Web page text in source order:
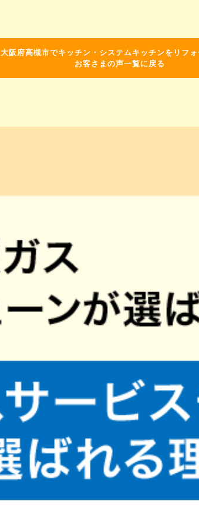
大阪府高槻市でキッチン・システムキッチンをリフ
お客さまの声一覧に戻る